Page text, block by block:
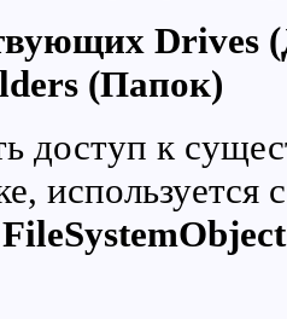
Drives
(Папок)
доступ к
используется
FileSystemObject